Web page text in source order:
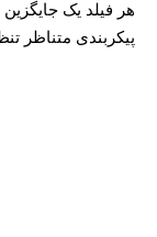
هر فیلد یک
پیکربندی متناظر